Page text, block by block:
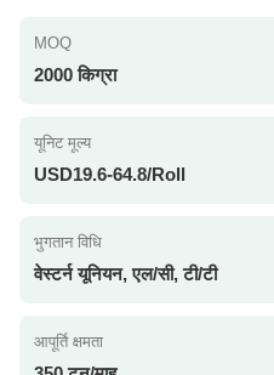
MOQ
2000 किग्रा
यूनिट मूल्य
USD19.6-64.8/Roll
भुगतान विधि
वेस्टर्न यूनियन, एल/सी, टी/टी
आपूर्ति क्षमता